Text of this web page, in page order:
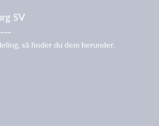
SV
så finder du dem herunder.